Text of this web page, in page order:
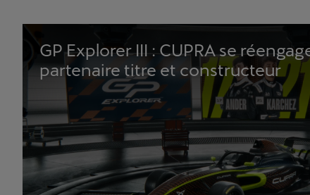
GP Explorer III : CUPRA se
partenaire titre et constructeur